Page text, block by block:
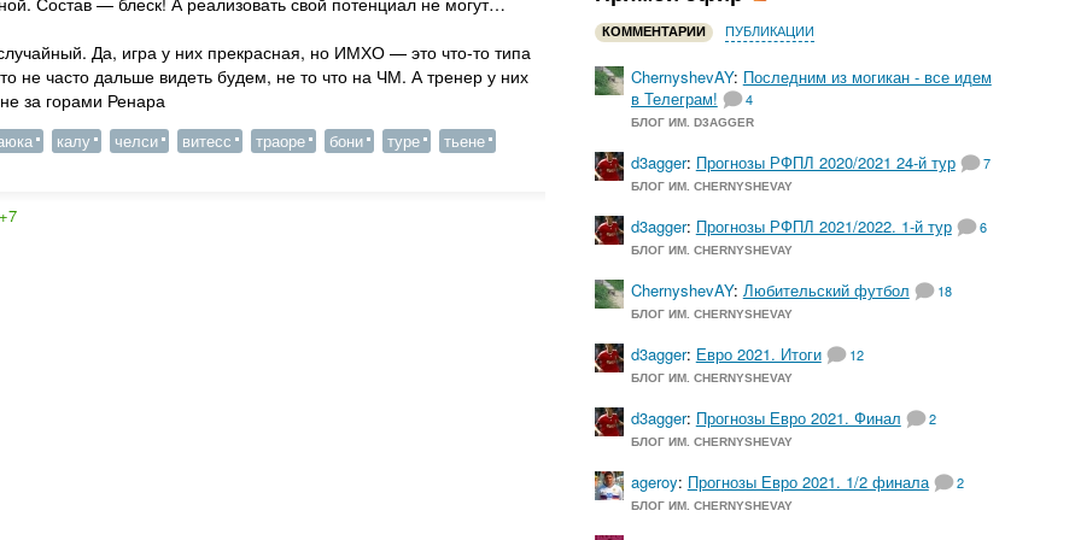
Да, игра у них прекрасная, но ИМХО — это что-то типа
часто дальше видеть будем, не то что на ЧМ. А тренер у них
за горами Ренара
калу челси витесс траоре бони туре тьене
+7
КОММЕНТАРИИ ПУБЛИКАЦИИ
ChernyshevAY: Последним из могикан - все идем
в Телеграм!
4
БЛОГ ИМ. D3AGGER
d3agger: Прогнозы РФПЛ 2020/2021 24-й тур 7
БЛОГ ИМ. CHERNYSHEVAY
d3agger: Прогнозы РФПЛ 2021/2022. 1-й тур 6
БЛОГ ИМ. CHERNYSHEVAY
ChernyshevAY: Любительский футбол 18
БЛОГ ИМ. CHERNYSHEVAY
d3agger: Евро 2021. Итоги 12
БЛОГ ИМ. CHERNYSHEVAY
d3agger: Прогнозы Евро 2021. Финал 2
БЛОГ ИМ. CHERNYSHEVAY
ageroy: Прогнозы Евро 2021. 1/2 финала 2
БЛОГ ИМ. CHERNYSHEVAY